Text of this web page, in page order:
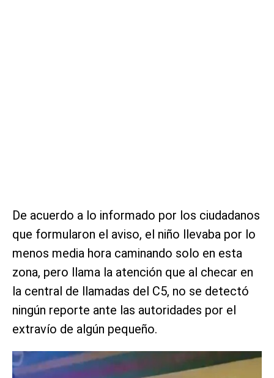
De acuerdo a lo informado por los ciudadanos
que formularon el aviso, el niño llevaba por lo
menos media hora caminando solo en esta
zona, pero llama la atención que al checar en
la central de llamadas del C5, no se detectó
ningún reporte ante las autoridades por el
extravío de algún pequeño.